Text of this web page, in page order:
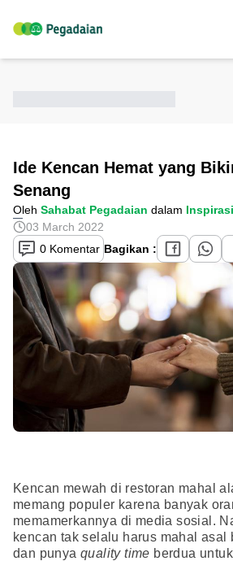
Ide Kencan Hemat yang
Senang
Oleh Sahabat Pegadaian dalam Inspirasi
03 March 2022
0 Komentar Bagikan :
Kencan mewah di restoran mahal
memang populer karena banyak
memamerkannya di media sosial.
kencan tak selalu harus mahal asal
dan punyaquality time berdua